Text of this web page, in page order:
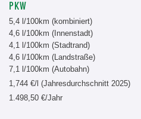
PKW
5,4 l/100km (kombiniert)
4,6 l/100km (Innenstadt)
4,1 l/100km (Stadtrand)
4,6 l/100km (Landstraße)
7,1 l/100km (Autobahn)
1,744 €/l (Jahresdurchschnitt 2025)
1.498,50 €/Jahr